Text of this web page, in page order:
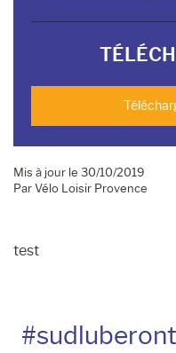
Mis à jour le 30/10/2019
Par Vélo Loisir Provence
test